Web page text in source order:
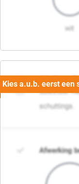
wit
03.
Selecteer
schuttings.
Afwerking